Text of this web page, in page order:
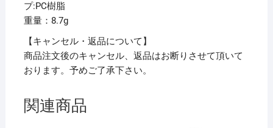
プ:PC樹脂
重量：8.7g
【キャンセル・返品について】
商品注文後のキャンセル、返品はお断りさせて頂いて
おります。予めご了承下さい。
関連商品